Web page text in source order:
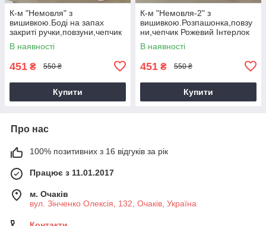
К-м "Немовля" з
вишивкою.Боді на запах
закриті ручки,повзуни,чепчик
Рожевий Інтерлок
арт.27082370 Зріст
В наявності
451 ₴ 550 ₴
Купити
К-м "Немовля-2" з
вишивкою.Розпашонка,повзу
ни,чепчик Рожевий Інтерлок
арт.27082377 Зріст 56-38(р)
В наявності
451 ₴ 550 ₴
Купити
Про нас
100% позитивних з 16 відгуків за рік
Працює з 11.01.2017
м. Очаків
вул. Зінченко Олексія, 132, Очаків, Україна